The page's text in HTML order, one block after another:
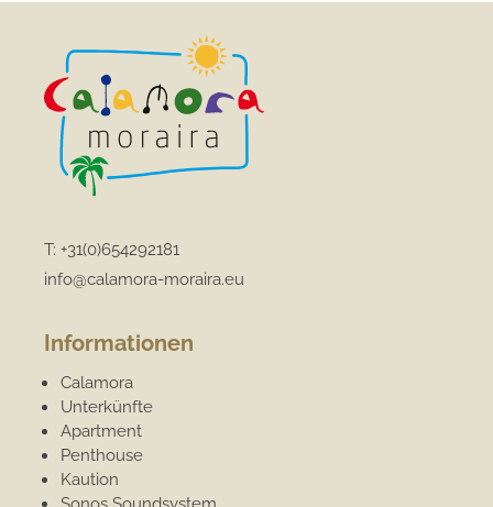
T:+31(0)654292181
info@calamora-moraira.eu
Informationen
Calamora
Unterkünfte
Apartment
Penthouse
Kaution